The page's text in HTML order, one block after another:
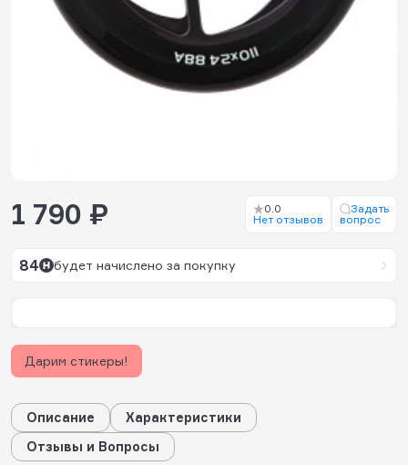
1 790 ₽
0.0
Нет отзывов
Задать
вопрос
84 будет начислено за покупку
Дарим стикеры!
Описание
Характеристики
Отзывы и Вопросы